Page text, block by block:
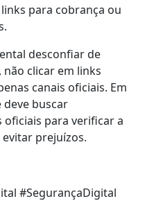
para cobrança ou
desconfiar de
clicar em links
canais oficiais. Em
buscar
para verificar a
prejuízos.
#SegurançaDigital